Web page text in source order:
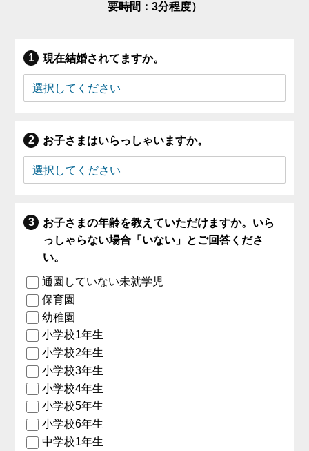
要時間：3分程度）
現在結婚されてますか。
お子さまはいらっしゃいますか。
お子さまの年齢を教えていただけますか。いら
っしゃらない場合「いない」とご回答くださ
い。
通園していない未就学児
保育園
幼稚園
小学校1年生
小学校2年生
小学校3年生
小学校4年生
小学校5年生
小学校6年生
中学校1年生